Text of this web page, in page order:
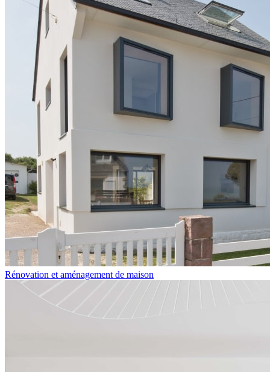
Rénovation et aménagement de maison